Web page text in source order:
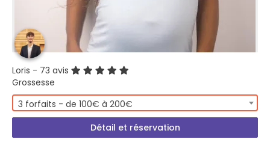
Loris - 73 avis
Grossesse
3 forfaits - de 100€ à 200€
Détail et réservation